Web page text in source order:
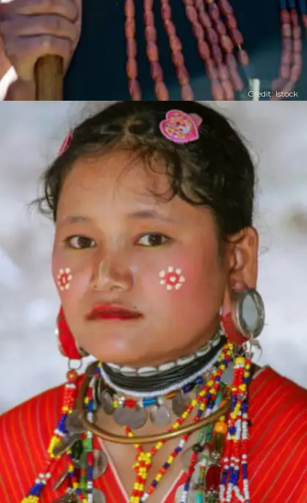
​​​पुरुष प्रधान समाज​​
​​दुनिया के अधिकांश देश में पुरुष प्रधान समाज है। घर की संपत्तियों
पर पहला अधिकार पुरुषों का होता है।
Credit: Istock